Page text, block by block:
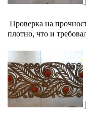
Проверка на
плотно, что и